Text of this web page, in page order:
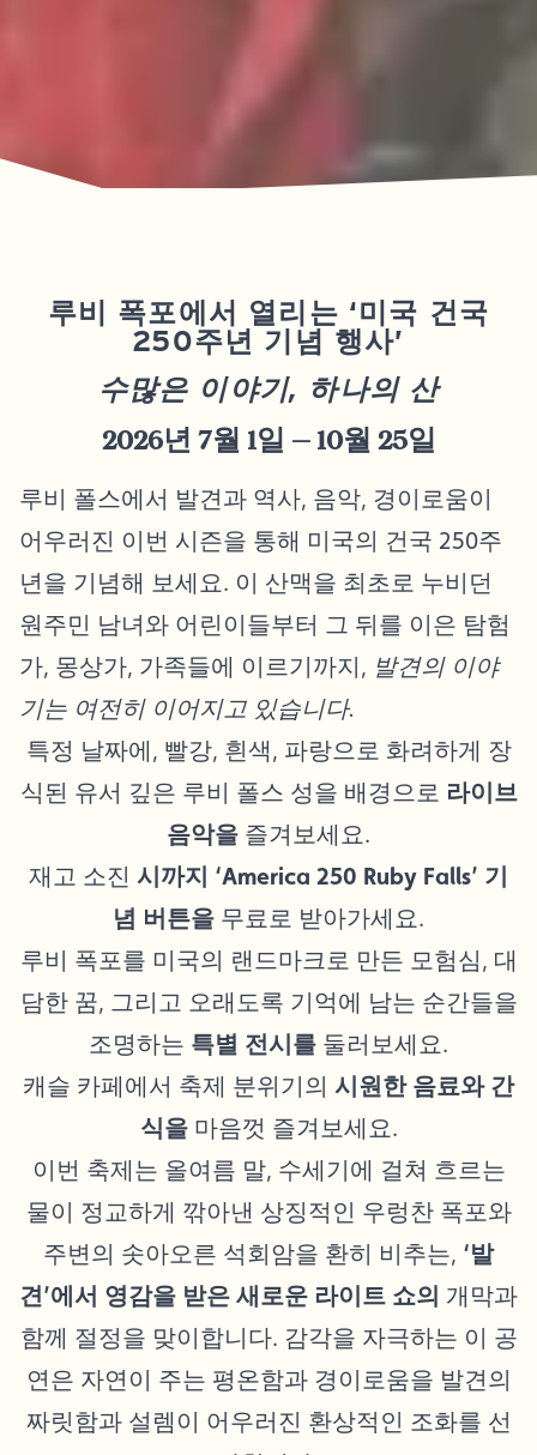
루비 폭포에서 열리는 ‘미국 건국
250주년 기념 행사’
수많은 이야기, 하나의 산
2026년 7월 1일 – 10월 25일
루비 폴스에서 발견과 역사, 음악, 경이로움이
어우러진 이번 시즌을 통해 미국의 건국 250주
년을 기념해 보세요. 이 산맥을 최초로 누비던
원주민 남녀와 어린이들부터 그 뒤를 이은 탐험
가, 몽상가, 가족들에 이르기까지, 발견의 이야
기는 여전히 이어지고 있습니다.
특정 날짜에, 빨강, 흰색, 파랑으로 화려하게 장
식된 유서 깊은 루비 폴스 성을 배경으로 라이브
음악을 즐겨보세요.
재고 소진 시까지 ‘America 250 Ruby Falls’ 기
념 버튼을 무료로 받아가세요.
루비 폭포를 미국의 랜드마크로 만든 모험심, 대
담한 꿈, 그리고 오래도록 기억에 남는 순간들을
조명하는 특별 전시를 둘러보세요.
캐슬 카페에서 축제 분위기의 시원한 음료와 간
식을마음껏 즐겨보세요.
이번 축제는 올여름 말, 수세기에 걸쳐 흐르는
물이 정교하게 깎아낸 상징적인 우렁찬 폭포와
주변의 솟아오른 석회암을 환히 비추는, ‘발
견’에서 영감을 받은 새로운 라이트 쇼의 개막과
함께 절정을 맞이합니다. 감각을 자극하는 이 공
연은 자연이 주는 평온함과 경이로움을 발견의
짜릿함과 설렘이 어우러진 환상적인 조화를 선